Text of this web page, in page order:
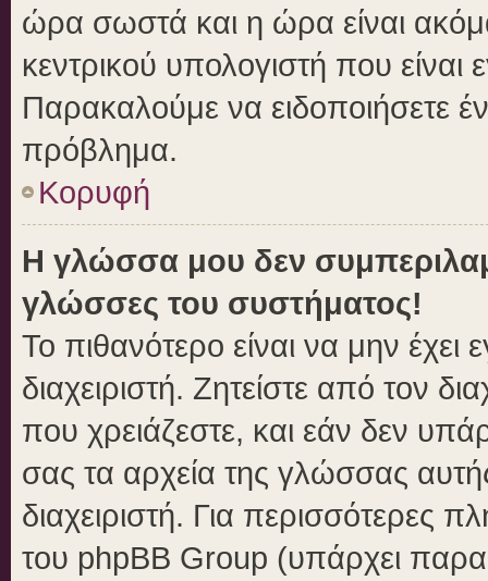
ώρα σωστά και η ώρα είναι
κεντρικού υπολογιστή που
Παρακαλούμε να ειδοποιήσετε
πρόβλημα.
Κορυφή
Η γλώσσα μου δεν
γλώσσες του συστήματος!
Το πιθανότερο είναι να μην
διαχειριστή. Ζητείστε από τον
που χρειάζεστε, και εάν δεν
σας τα αρχεία της γλώσσας
διαχειριστή. Για περισσότερες
του phpBB Group (υπάρχει